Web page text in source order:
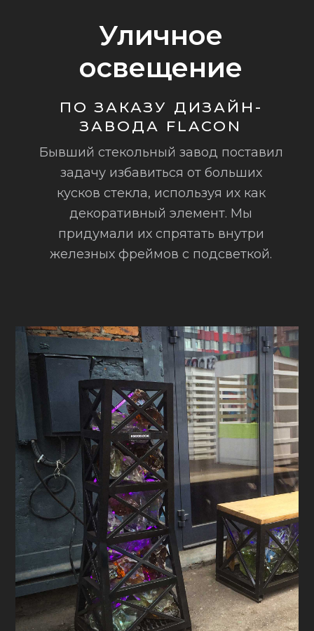
Уличное
освещение
ПО ЗАКАЗУ ДИЗАЙН-
ЗАВОДА FLACON
Бывший стекольный завод поставил
задачу избавиться от больших
кусков стекла, используя их как
декоративный элемент. Мы
придумали их спрятать внутри
железных фреймов с подсветкой.